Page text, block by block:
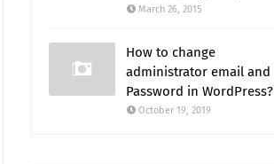
March 26, 2015
How to change
administrator email and
Password in WordPress?
October 19, 2019